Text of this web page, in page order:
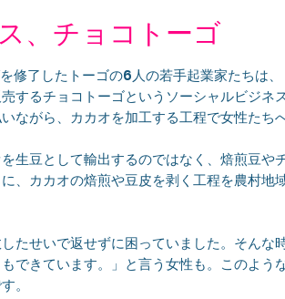
、チョコトーゴ
修了したトーゴの6人の若手起業家たちは
するチョコトーゴというソーシャルビジネ
ながら、カカオを加工する工程で女性たち
生豆として輸出するのではなく、焙煎豆や
、カカオの焙煎や豆皮を剥く工程を農村地
たせいで返せずに困っていました。そんな
できています。」と言う女性も。このよ
。